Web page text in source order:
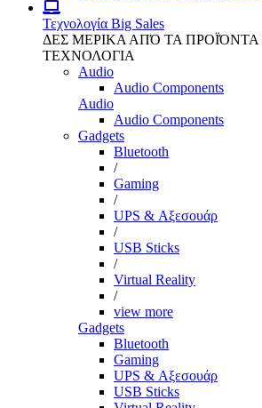
Τεχνολογία Big Sales
ΔΕΣ ΜΕΡΙΚΑ ΑΠΌ ΤΑ
ΤΕΧΝΟΛΟΓΙΑ
Audio
Audio Components
Audio
Audio Components
Gadgets
Bluetooth
/
Gaming
/
UPS & Αξεσουάρ
/
USB Sticks
/
Virtual Reality
/
view more
Gadgets
Bluetooth
Gaming
UPS & Αξεσουάρ
USB Sticks